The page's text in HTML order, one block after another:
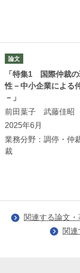
論文
「特集1 国際仲裁
性－中小企業による
－」
前田葉子 武藤佳昭
2025年6月
業務分野：調停・
裁
関連する論文
関